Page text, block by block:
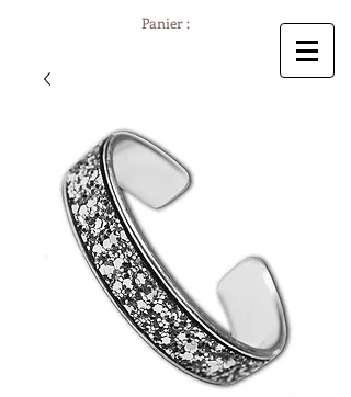
Panier :